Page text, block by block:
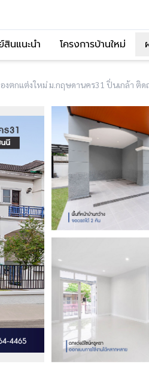
นแนะนำ โครงการบ้านใหม่